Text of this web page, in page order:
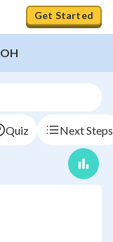
Get Started
OH
Quiz Next Steps